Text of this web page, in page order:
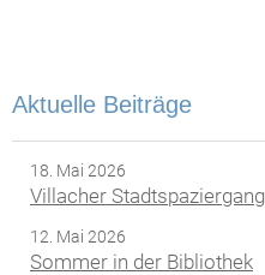
Aktuelle Beiträge
18. Mai 2026
Villacher Stadtspaziergang
12. Mai 2026
Sommer in der Bibliothek